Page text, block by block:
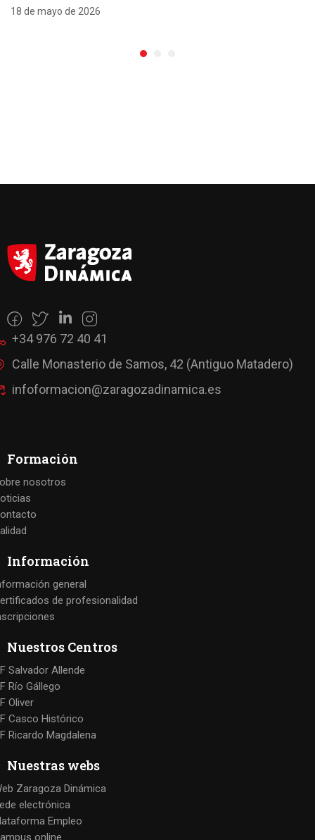
18 de mayo de 2026
+34 976 72 40 41
Calle Monasterio de Samos, 42 (Antiguo Matadero)
infoformacion@zaragozadinamica.es
Formación
nosotros
Información
general
de profesionalidad
Nuestros Centros
Salvador Allende
Río Gállego
Oliver
Casco Histórico
Ricardo Magdalena
Nuestras webs
Zaragoza Dinámica
electrónica
Empleo
online